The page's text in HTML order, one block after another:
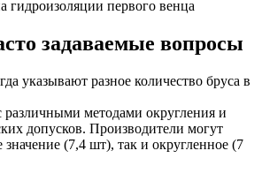
гидроизоляции первого венца
задаваемые вопросы
указывают разное количество бруса в
различными методами округления и
допусков. Производители могут
значение (7,4 шт), так и округленное (7